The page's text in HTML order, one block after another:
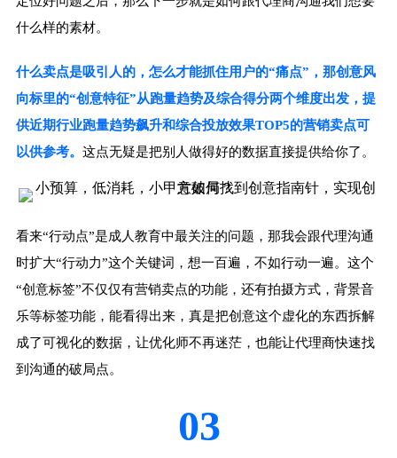
什么样的素材。
什么卖点是吸引人的，怎么才能抓住用户的“痛点”，那创意风
向标里的“创意特征”从跑量趋势及综合得分两个维度出发，提
供近期行业跑量趋势飙升和综合投放效果TOP5的营销卖点可
以供参考。 这点无疑是把别人做得好的数据直接提供给你了。
看来“行动点”是成人教育中最关注的问题，那我会跟代理沟通
时扩大“行动力”这个关键词，想一百遍，不如行动一遍。这个
“创意标签”不仅仅有营销卖点的功能，还有拍摄方式，背景音
乐等标签功能，能看得出来，真是把创意这个虚化的东西拆解
成了可视化的数据，让优化师不再迷茫，也能让代理商快速找
到沟通的破局点。
03